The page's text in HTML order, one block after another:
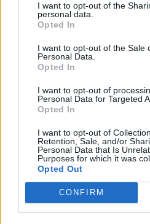
I want to opt-out of the
personal data.
Opted In
I want to opt-out of the Sale
Personal Data.
Opted In
I want to opt-out of
Personal Data for Targeted
Opted In
I want to opt-out of
Retention, Sale, and/or
Personal Data that Is
Purposes for which it was
Opted Out
CONFIRM
περίοδο 20 με 30
ανά επεισόδιο και τους
προετοιμασία του
προσθετικών τους!
Θα φέρει μια σειρά από
spin-offs
Τα zombies δεν
αφήσουν σύντομα μετά
τελευταίου επεισοδίου
, μιας που η
αποτελεί την κατάλληλη